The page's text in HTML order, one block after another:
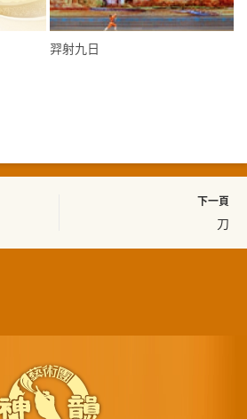
羿射九日
下一頁
刀